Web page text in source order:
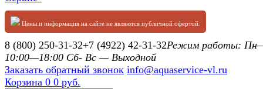
Цены и информация на сайте не являются публичной офертой.
8 (800) 250-31-32+7 (4922) 42-31-32Режим работы:
10:00—18:00 Сб- Вс — Выходной
Заказать обратный звонок info@aquaservice-vl.ru
Корзина 0 0 руб.